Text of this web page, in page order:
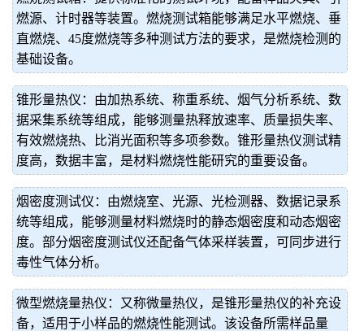
燃源、计时器等装置。燃烧测试箱能够满足水平燃烧、垂
直燃烧、45度燃烧等多种测试方法的要求，是燃烧检测的
基础设备。
锥形量热仪：由加热系统、称重系统、烟气分析系统、数
据采集系统等组成，能够测量热释放速率、质量损失率、
有效燃烧热、比消光面积等多项参数。锥形量热仪测试精
度高，数据丰富，是材料燃烧性能研究的重要设备。
烟密度测试仪：由燃烧室、光源、光检测器、数据记录系
统等组成，能够测量材料燃烧时的静态烟密度和动态烟密
度。部分烟密度测试仪还配备气体采样装置，可同步进行
毒性气体分析。
微型燃烧量热仪：又称微量热仪，是锥形量热仪的补充设
备，适用于小样品的燃烧性能测试。该设备所需样品量